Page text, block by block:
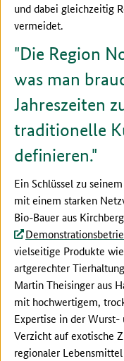
und dabei gleichzeitig
vermeidet.
Die Region
was man
Jahreszeiten
traditionelle
definieren.
Ein Schlüssel zu
mit einem starken
Bio-Bauer aus
vielseitige Produkte
artgerechter
Martin Theisinger aus
mit hochwertigem,
Expertise in der Wurst-
Verzicht auf exotische
regionaler